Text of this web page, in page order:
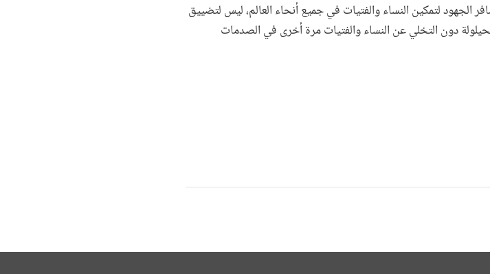
الجهود لتمكين النساء والفتيات في جميع أنحاء العالم، ليس لتضييق
دون التخلي عن النساء والفتيات مرة أخرى في الصدمات